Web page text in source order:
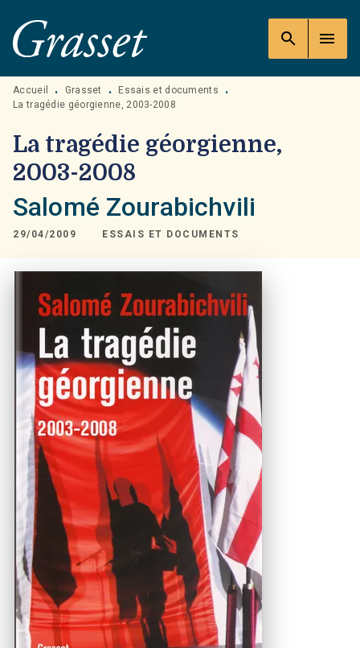
MENU RECHERCHE
PIED DE PAGE
search menu
Accueil • Grasset • Essais et documents
•
La tragédie géorgienne, 2003-2008
La tragédie géorgienne,
2003-2008
Salomé Zourabichvili
29/04/2009 ESSAIS ET DOCUMENTS